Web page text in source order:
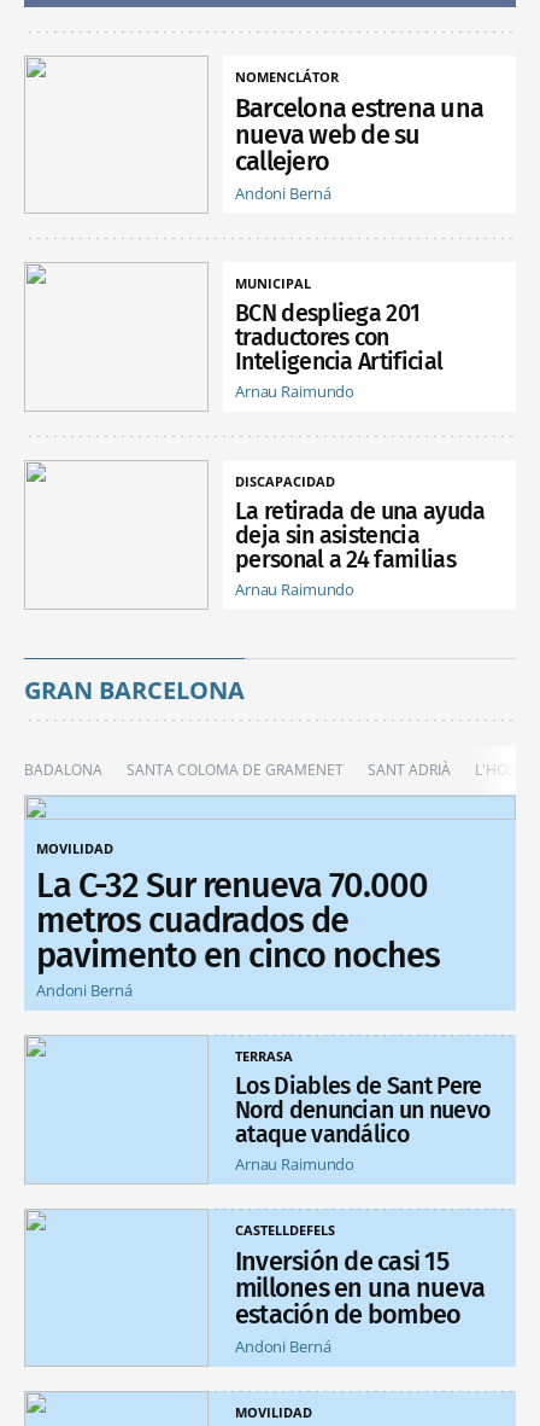
NOMENCLÁTOR
Barcelona estrena una
nueva web de su
callejero
Andoni Berná
MUNICIPAL
BCN despliega 201
traductores con
Inteligencia Artificial
Arnau Raimundo
DISCAPACIDAD
La retirada de una ayuda
deja sin asistencia
personal a 24 familias
Arnau Raimundo
GRAN BARCELONA
BADALONA SANTA COLOMA DE GRAMENET SANT ADRIÀ
MOVILIDAD
La C-32 Sur renueva 70.000
metros cuadrados de
pavimento en cinco noches
Andoni Berná
TERRASA
Los Diables de Sant Pere
Nord denuncian un nuevo
ataque vandálico
Arnau Raimundo
CASTELLDEFELS
Inversión de casi 15
millones en una nueva
estación de bombeo
Andoni Berná
MOVILIDAD